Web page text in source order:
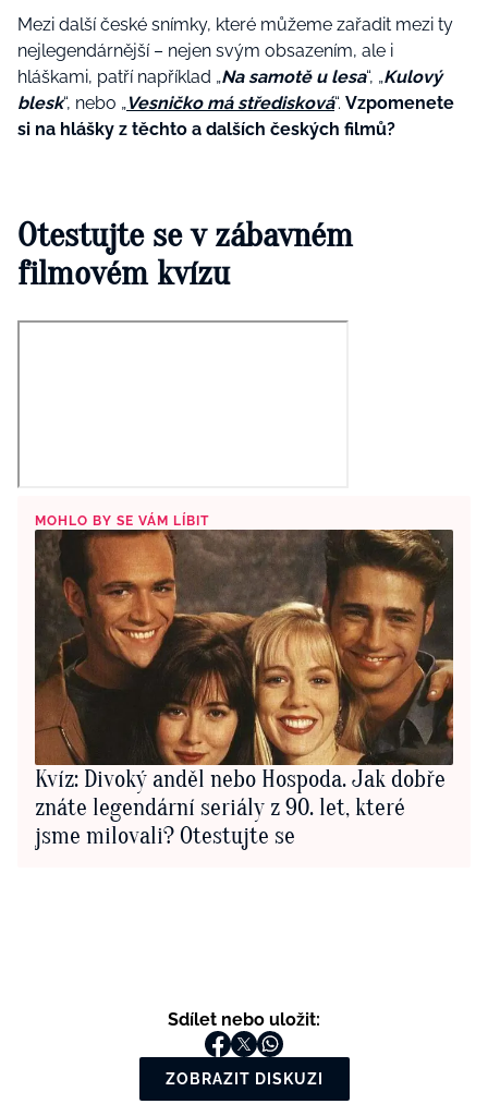
Mezi další české snímky, které můžeme zařadit mezi ty
nejlegendárnější – nejen svým obsazením, ale i
hláškami, patří například „Na samotě u lesa“, „Kulový
blesk“, nebo „Vesničko má středisková“. Vzpomenete
si na hlášky z těchto a dalších českých filmů?
Otestujte se v zábavném
filmovém kvízu
MOHLO BY SE VÁM LÍBIT
Kvíz: Divoký anděl nebo Hospoda. Jak dobře
znáte legendární seriály z 90. let, které
jsme milovali? Otestujte se
Sdílet nebo uložit:
ZOBRAZIT DISKUZI